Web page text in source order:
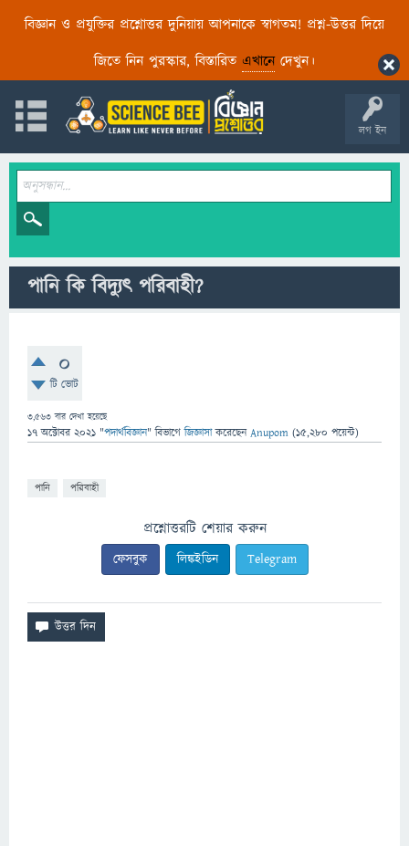
বিজ্ঞান ও প্রযুক্তির প্রশ্নোত্তর দুনিয়ায় আপনাকে স্বাগতম! প্রশ্ন-উত্তর দিয়ে
জিতে নিন পুরস্কার, বিস্তারিত এখানেদেখুন।
লগ ইন
পানি কি বিদ্যুৎ পরিবাহী?
0
টি ভোট
3,563 বার দেখা হয়েছে
17 অক্টোবর 2021 "পদার্থবিজ্ঞান" বিভাগে জিজ্ঞাসাকরেছেনAnupom (15,280 পয়েন্ট)
পানি পরিবাহী
প্রশ্নোত্তরটি শেয়ার করুন
ফেসবুক লিঙ্কইডিন Telegram